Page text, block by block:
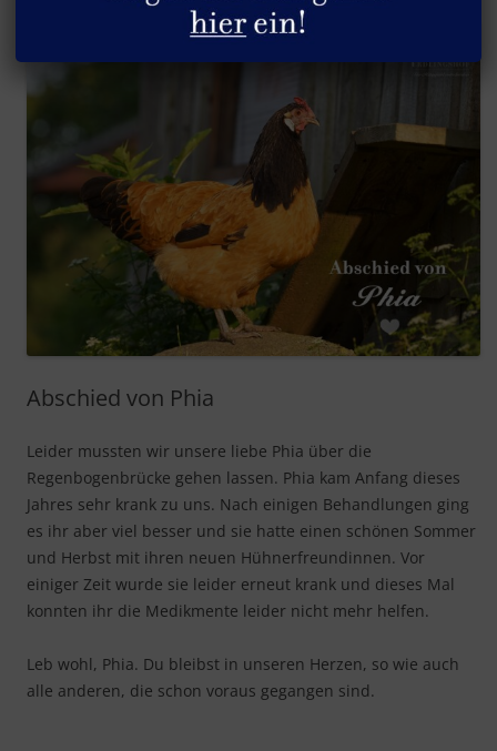
Abschied von Phia
Leider mussten wir unsere liebe Phia über die
Regenbogenbrücke gehen lassen. Phia kam Anfang dieses
Jahres sehr krank zu uns. Nach einigen Behandlungen ging
es ihr aber viel besser und sie hatte einen schönen Sommer
und Herbst mit ihren neuen Hühnerfreundinnen. Vor
einiger Zeit wurde sie leider erneut krank und dieses Mal
konnten ihr die Medikmente leider nicht mehr helfen.
Leb wohl, Phia. Du bleibst in unseren Herzen, so wie auch
alle anderen, die schon voraus gegangen sind.